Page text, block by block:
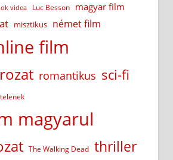
videa Luc Besson magyar film
misztikus német film
film
romantikus sci-fi
magyarul
The Walking Dead thriller